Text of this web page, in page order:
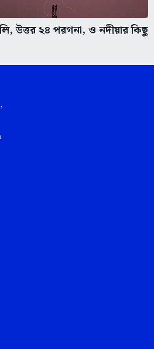
উত্তর ২৪ পরগনা, ও নদীয়ার কিছু